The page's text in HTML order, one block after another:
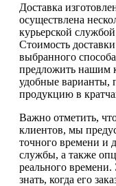
Доставка
осуществлена
курьерской
Стоимость
выбранного
предложить нашим
удобные варианты,
продукцию в
Важно отметить,
клиентов, мы
точного времени и
службы, а также
реального
знать, когда его